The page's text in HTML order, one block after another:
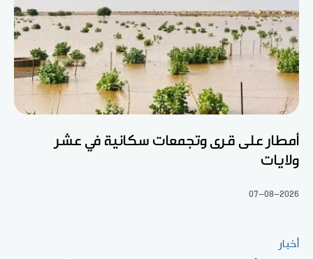
أمطار على قرى وتجمعات سكانية في عشر
ولايات
07-08-2026
أخبار